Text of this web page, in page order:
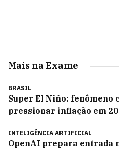
Mais na Exame
BRASIL
Super El Niño: fenômeno
pressionar inflação em
INTELIGÊNCIA ARTIFICIAL
OpenAI prepara entrada